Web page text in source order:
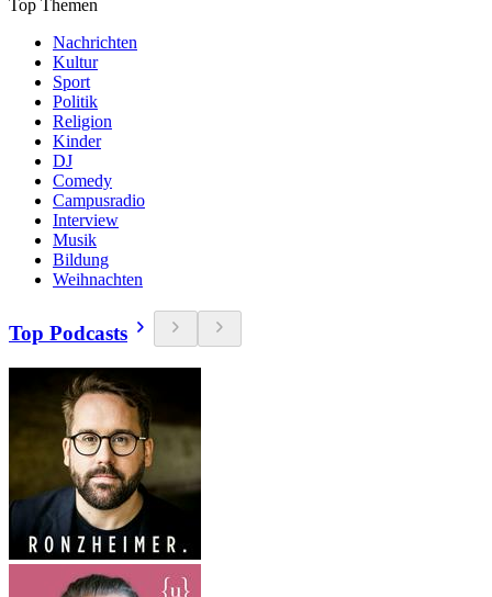
Top Themen
Nachrichten
Kultur
Sport
Politik
Religion
Kinder
DJ
Comedy
Campusradio
Interview
Musik
Bildung
Weihnachten
Top Podcasts